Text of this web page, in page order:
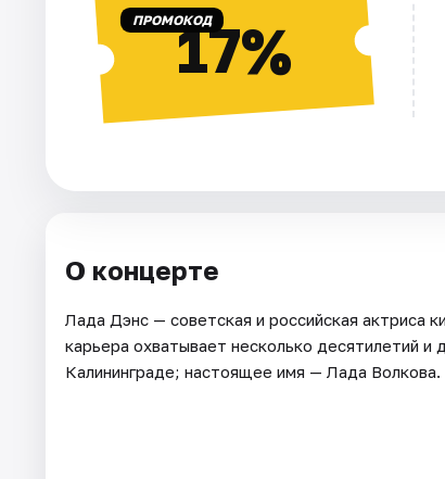
ПРОМОКОД17%
О концерте
Лада Дэнс — советская и российская актриса
карьера охватывает несколько десятилетий и
Калининграде; настоящее имя — Лада Волкова.